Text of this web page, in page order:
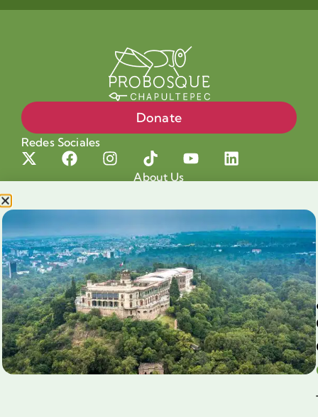
Donate
Redes Sociales
About Us
Our cause
Shop for a cause
Blog
Chapultepec Volunteering
Aliados
Legales
Prensa